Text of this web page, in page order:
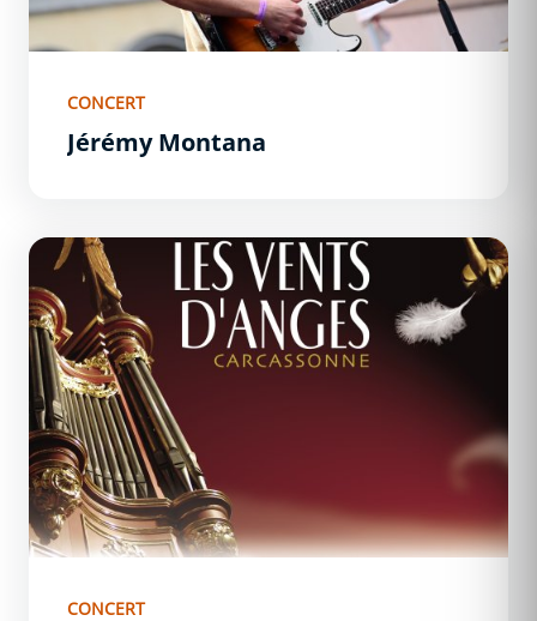
CONCERT
Jérémy Montana
Les Vents d&#039;Anges
CONCERT